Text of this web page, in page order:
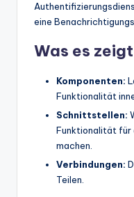
eine
Was es zeigt
Komponenten:
Funktionalität
Schnittstellen:
Funktionalität für
machen.
Verbindungen:
Teilen.